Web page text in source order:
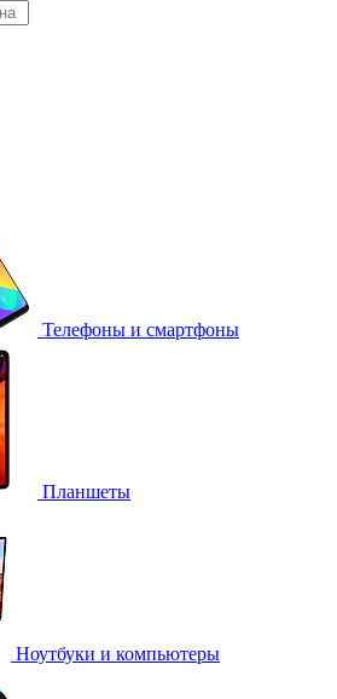
Телефоны и смартфоны
Планшеты
Ноутбуки и компьютеры